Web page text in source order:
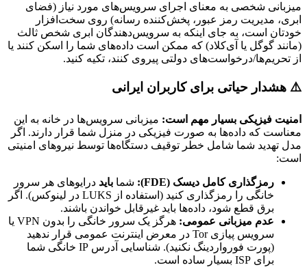
میزبانی شخصی به معنای اجرای سرویس‌های مورد نیاز (فضای
ابری، مدیریت رمز عبور، پخش‌کننده رسانه) روی سخت‌افزار
خودتان است، به جای اینکه به سرویس‌دهندگان ابری شخص ثالث
(مانند گوگل یا آی‌کلاد) که ممکن است داده‌های شما را اسکن کنند یا
از تحریم‌ها/درخواست‌های دولتی پیروی کنند، تکیه کنید.
⚠️ هشدار حیاتی برای کاربران ایرانی
امنیت فیزیکی بسیار مهم است: میزبانی سرویس‌ها در خانه به این
معناست که داده‌ها به صورت فیزیکی در منزل شما قرار دارند. اگر
مدل تهدید شما شامل خطر توقیف دستگاه‌ها توسط نیروهای امنیتی
است:
رمزگذاری کامل دیسک (FDE): شما باید درایوهای هر سرور
خانگی را رمزگذاری کنید (استفاده از LUKS در لینوکس). اگر
برق قطع شود، داده‌ها باید غیرقابل خواندن باشند.
عدم میزبانی عمومی:
هرگز یک سرور خانگی را بدون VPN یا
سرویس پیازی Tor در معرض اینترنت عمومی قرار ندهید
(پورت فورواردینگ نکنید). شناسایی آدرس IP خانگی شما
برای ISP بسیار ساده است.